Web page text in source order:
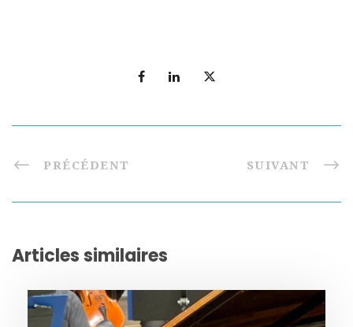
PRÉCÉDENT SUIVANT
Articles similaires